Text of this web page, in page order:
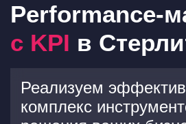
Performance-
с KPI в
Реализуем
комплекс